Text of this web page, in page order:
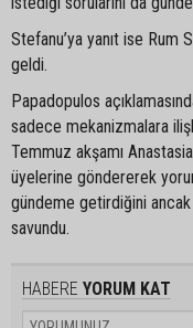
Stefanu’ya yanıt ise Rum
geldi.
Papadopulos
sadece mekanizmalara
Temmuz akşamı
üyelerine göndererek
gündeme getirdiğini
savundu.
HABERE YORUM KAT